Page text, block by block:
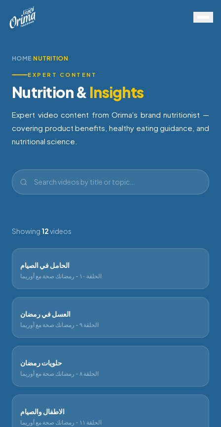
HOME›NUTRITION
EXPERT CONTENT
Nutrition & Insights
Expert video content from Orima's brand nutritionist —
covering product benefits, healthy eating guidance, and
nutritional science.
Showing 12videos
الحامل في الصيام
الحلقة ١٠ - رمضانك صحة مع أوريما
العسل في رمضان
الحلقة ٩ - رمضانك صحة مع أوريما
حلويات رمضان
الحلقة ٨ - رمضانك صحة مع أوريما
الاطفال والصيام
الحلقة ١١ - رمضانك صحة مع أوريما